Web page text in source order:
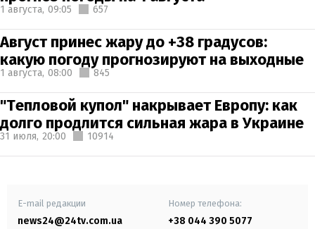
1 августа, 09:05 657
Август принес жару до +38 градусов:
какую погоду прогнозируют на выходные
1 августа, 08:00 845
"Тепловой купол" накрывает Европу: как
долго продлится сильная жара в Украине
31 июля, 20:00 10914
E-mail редакции
news24@24tv.com.ua
Номер телефона:
+38 044 390 5077